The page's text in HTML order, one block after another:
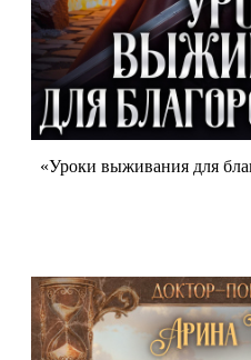
«Уроки выживания для